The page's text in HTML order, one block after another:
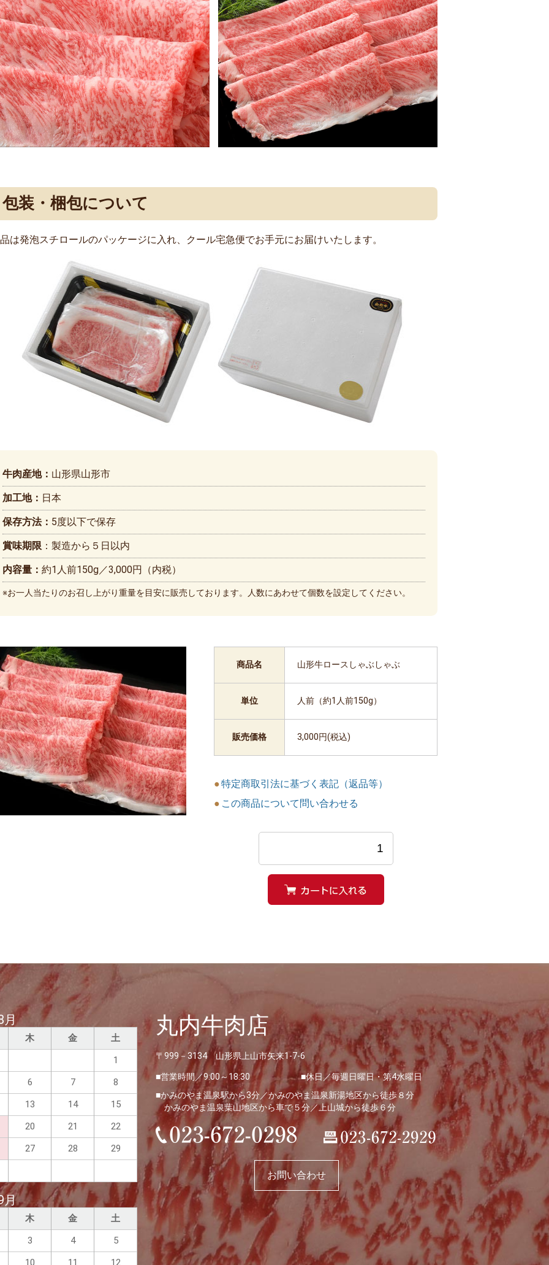
包装・梱包について
は発泡スチロールのパッケージに入れ、クール宅急便でお手元にお届けいたします。
牛肉産地： 山形県山形市
加工地： 日本
保存方法： 5度以下で保存
賞味期限 ：製造から５日以内
内容量： 約1人前150g／3,000円（内税）
※お一人当たりのお召し上がり重量を目安に販売しております。人数にあわせて個数を設定してください。
商品名 山形牛ロースしゃぶしゃぶ
単位 人前（約1人前150g）
販売価格 3,000円(税込)
特定商取引法に基づく表記（返品等）
この商品について問い合わせる
丸内牛肉店
〒999－3134 山形県上山市矢来1-7-6
営業時間／9:00～18:30
休日／毎週日曜日・第4水曜日
かみのやま温泉駅から3分／かみのやま温泉新湯地区から徒歩８分
かみのやま温泉葉山地区から車で５分／上山城から徒歩６分
お問い合わせ
木 金
土
1
6
7
8
13
14
15
20
21
22
27
28 29
月
木 金
土
3
4
5
10
11 12